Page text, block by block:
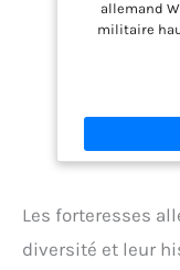
allemand
militaire
y a plus de
ce
Compatible
haute
soumis à un
aidera à le
c'est une
Idéal pour
Les forteresses
diversité et leur